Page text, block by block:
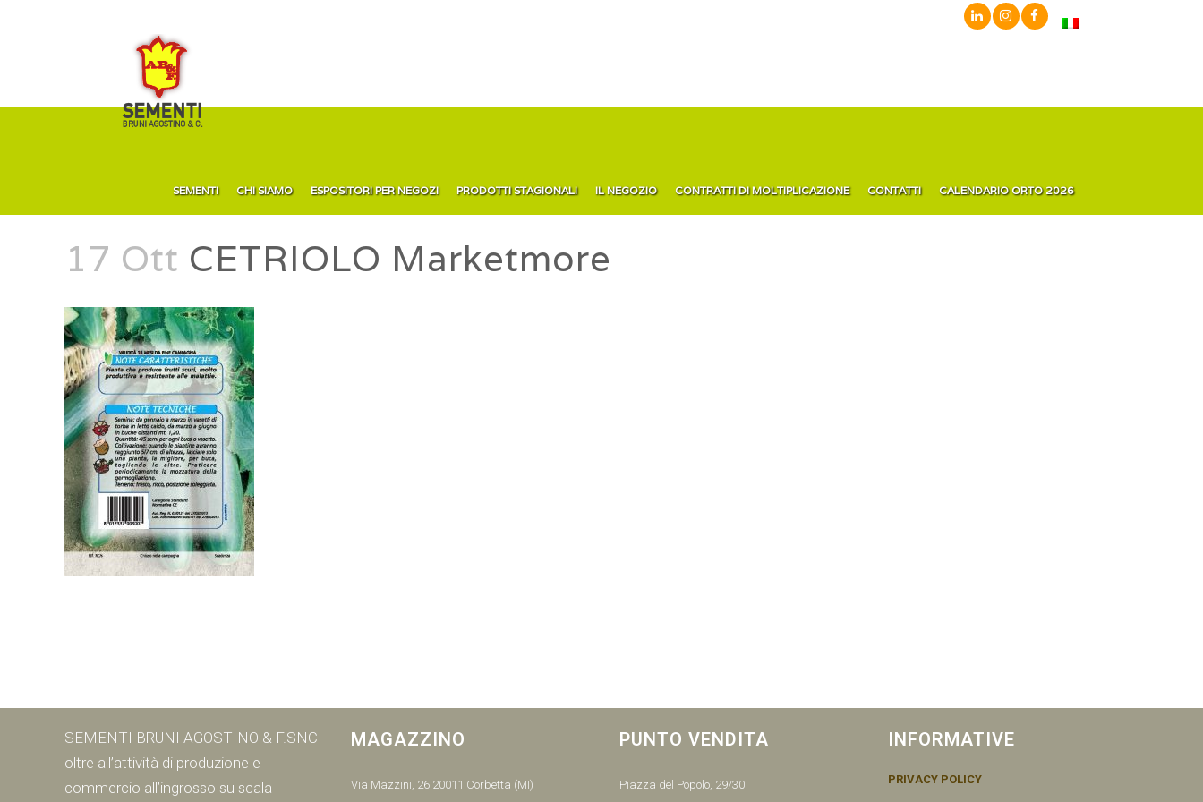
SEMENTI CHI SIAMO ESPOSITORI PER NEGOZI PRODOTTI STAGIONALI IL NEGOZIO CONTRATTI DI MOLTIPLICAZIONE CONTATTI CALENDARIO ORTO 2026
17 Ott CETRIOLO Marketmore
SEMENTI BRUNI AGOSTINO & F.SNC
oltre all’attività di produzione e
commercio all’ingrosso su scala
MAGAZZINO
Via Mazzini, 26 20011 Corbetta (MI)
PUNTO VENDITA
Piazza del Popolo, 29/30
INFORMATIVE
PRIVACY POLICY